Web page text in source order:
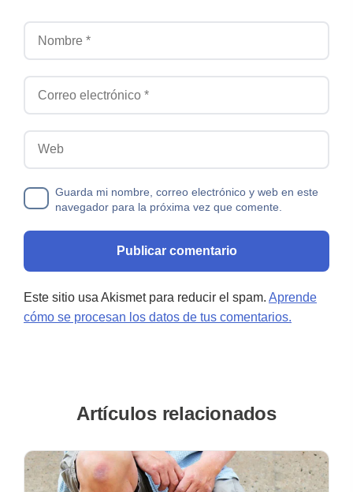
Guarda mi nombre, correo electrónico y web en este
navegador para la próxima vez que comente.
Este sitio usa Akismet para reducir el spam. Aprende
cómo se procesan los datos de tus comentarios.
Artículos relacionados